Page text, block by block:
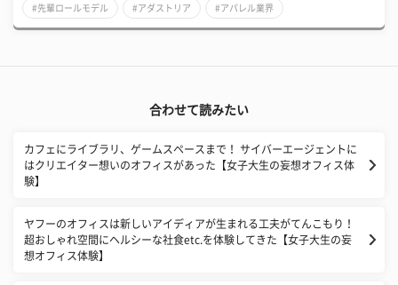
#先輩ロールモデル #アダストリア #アパレル業界
合わせて読みたい
カフェにライブラリ、ゲームスペースまで！ サイバーエージェントに
はクリエイター想いのオフィスがあった【女子大生の妄想オフィス体
験】
ヤフーのオフィスは新しいアイディアが生まれる工夫がてんこもり！
超おしゃれ空間にヘルシーな社食etc.を体験してきた【女子大生の妄
想オフィス体験】